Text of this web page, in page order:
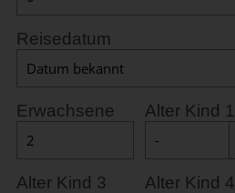
Reisedatum
Erwachsene Alter Kind 1
Alter Kind 3 Alter Kind 4